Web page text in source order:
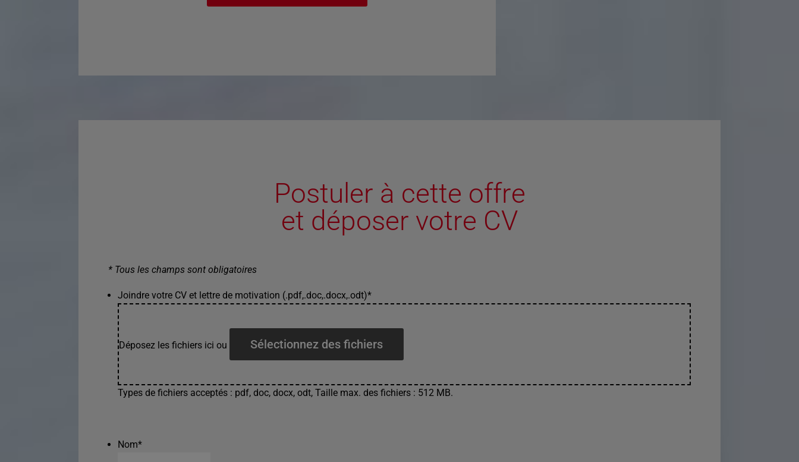
Postuler à cette offre
et déposer votre CV
* Tous les champs sont obligatoires
Joindre votre CV et lettre de motivation (.pdf,.doc,.docx,.odt)*
Déposez les fichiers ici ou Sélectionnez des fichiers
Types de fichiers acceptés : pdf, doc, docx, odt, Taille max. des fichiers : 512 MB.
Nom*